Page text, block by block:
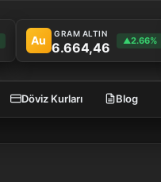
Au GRAM ALTIN
6.664,46 ▲2.66%
Döviz Kurları Blog